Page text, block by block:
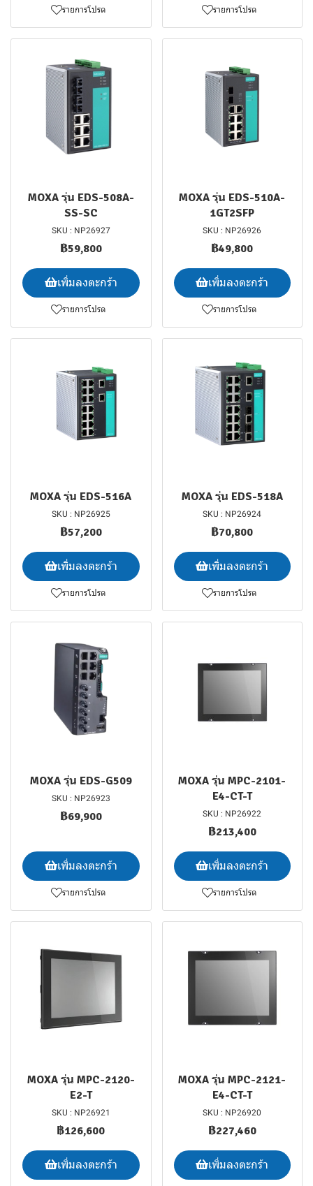
รายการโปรด รายการโปรด
MOXA รุ่น EDS-508A-
SS-SC
SKU : NP26927
฿59,800
เพิ่มลงตะกร้า
รายการโปรด
MOXA รุ่น EDS-510A-
1GT2SFP
SKU : NP26926
฿49,800
เพิ่มลงตะกร้า
รายการโปรด
MOXA รุ่น EDS-516A
SKU : NP26925
฿57,200
เพิ่มลงตะกร้า
รายการโปรด
MOXA รุ่น EDS-518A
SKU : NP26924
฿70,800
เพิ่มลงตะกร้า
รายการโปรด
MOXA รุ่น EDS-G509
SKU : NP26923
฿69,900
เพิ่มลงตะกร้า
รายการโปรด
MOXA รุ่น MPC-2101-
E4-CT-T
SKU : NP26922
฿213,400
เพิ่มลงตะกร้า
รายการโปรด
MOXA รุ่น MPC-2120-
E2-T
SKU : NP26921
฿126,600
เพิ่มลงตะกร้า
MOXA รุ่น MPC-2121-
E4-CT-T
SKU : NP26920
฿227,460
เพิ่มลงตะกร้า